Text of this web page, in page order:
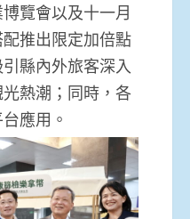
覽會以及十一月
推出限定加倍點
縣內外旅客深入
熱潮；同時，各
應用。